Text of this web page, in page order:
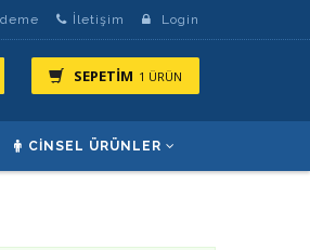
İletişim Login
SEPETİM 1 ÜRÜN
CINSEL ÜRÜNLER